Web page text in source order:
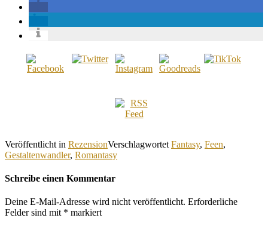
Veröffentlicht in RezensionVerschlagwortet Fantasy, Feen,
Gestaltenwandler, Romantasy
Schreibe einen Kommentar
Deine E-Mail-Adresse wird nicht veröffentlicht. Erforderliche
Felder sind mit * markiert